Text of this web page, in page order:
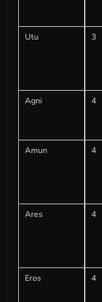
Utu
3
Agni
4
Amun
4
Ares
4
Eros
4